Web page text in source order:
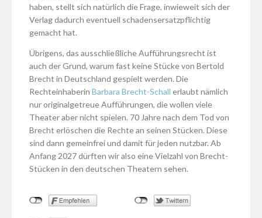
haben, stellt sich natürlich die Frage, inwieweit sich der
Verlag dadurch eventuell schadensersatzpflichtig
gemacht hat.
Übrigens, das ausschließliche Aufführungsrecht ist
auch der Grund, warum fast keine Stücke von Bertold
Brecht in Deutschland gespielt werden. Die
Rechteinhaberin Barbara Brecht-Schall erlaubt nämlich
nur originalgetreue Aufführungen, die wollen viele
Theater aber nicht spielen. 70 Jahre nach dem Tod von
Brecht erlöschen die Rechte an seinen Stücken. Diese
sind dann gemeinfrei und damit für jeden nutzbar. Ab
Anfang 2027 dürften wir also eine Vielzahl von Brecht-
Stücken in den deutschen Theatern sehen.